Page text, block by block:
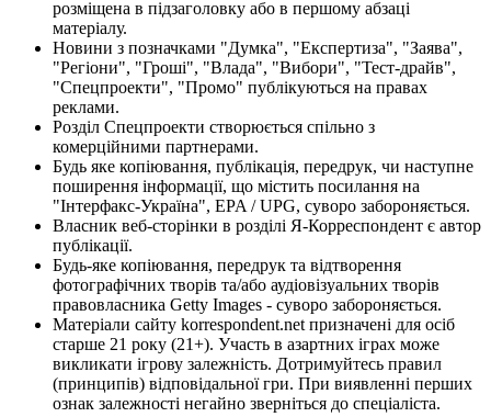
розміщена в підзаголовку або в першому абзаці
матеріалу.
Новини з позначками "Думка", "Експертиза", "Заява",
"Регіони", "Гроші", "Влада", "Вибори", "Тест-драйв",
"Спецпроекти", "Промо" публікуються на правах
реклами.
Розділ Спецпроекти створюється спільно з
комерційними партнерами.
Будь яке копіювання, публікація, передрук, чи наступне
поширення інформації, що містить посилання на
"Інтерфакс-Україна", EPA / UPG, суворо забороняється.
Власник веб-сторінки в розділі Я-Корреспондент є автор
публікації.
Будь-яке копіювання, передрук та відтворення
фотографічних творів та/або аудіовізуальних творів
правовласника Getty Images - суворо забороняється.
Матеріали сайту korrespondent.net призначені для осіб
старше 21 року (21+). Участь в азартних іграх може
викликати ігрову залежність. Дотримуйтесь правил
(принципів) відповідальної гри. При виявленні перших
ознак залежності негайно зверніться до спеціаліста.